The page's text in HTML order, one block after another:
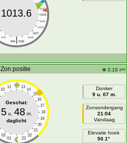
1012
1015
1018
1021
1024
1027
970
1030
|
964 1036
1013.6
Zon positie 3:15 pm
11 13
10
14
15
16
17
18
19
20
21
02
22
01 23
Geschat:
5u. 48m.
daglicht
Donker
9 u. 07 m.
Zonsondergang
21:04
Vandaag
Elevatie hoek
50.1°